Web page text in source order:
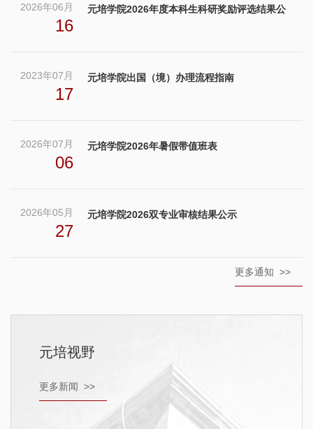
2026年06月
16
元培学院2026年度本科生科研奖励评选结果公
2023年07月
17
元培学院出国（境）办理流程指南
2026年07月
06
元培学院2026年暑假带值班表
2026年05月
27
元培学院2026双专业审核结果公示
更多通知 >>
元培视野
更多新闻 >>